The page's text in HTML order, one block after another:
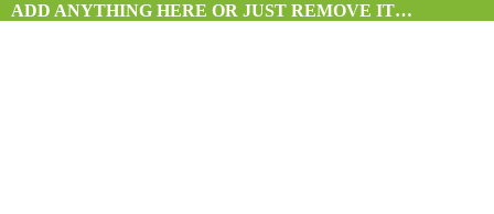
ADD ANYTHING HERE OR JUST REMOVE IT…